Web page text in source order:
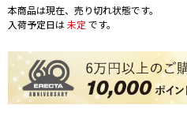
本商品は現在、売り切れ状態です。
入荷予定日は未定 です。